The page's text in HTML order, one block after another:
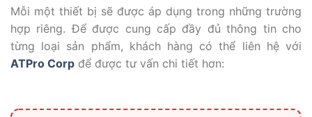
Mỗi một thiết bị sẽ được áp dụng trong những trường
hợp riêng. Để được cung cấp đầy đủ thông tin cho
từng loại sản phẩm, khách hàng có thể liên hệ với
ATPro Corp để được tư vấn chi tiết hơn: